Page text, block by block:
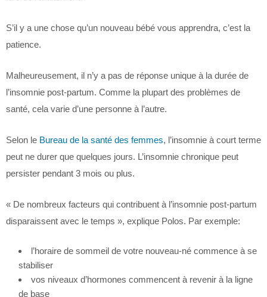
S’il y a une chose qu’un nouveau bébé vous apprendra, c’est la
patience.
Malheureusement, il n’y a pas de réponse unique à la durée de
l’insomnie post-partum. Comme la plupart des problèmes de
santé, cela varie d’une personne à l’autre.
Selon le Bureau de la santé des femmes, l’insomnie à court terme
peut ne durer que quelques jours. L’insomnie chronique peut
persister pendant 3 mois ou plus.
« De nombreux facteurs qui contribuent à l’insomnie post-partum
disparaissent avec le temps », explique Polos. Par exemple:
l’horaire de sommeil de votre nouveau-né commence à se
stabiliser
vos niveaux d’hormones commencent à revenir à la ligne
de base